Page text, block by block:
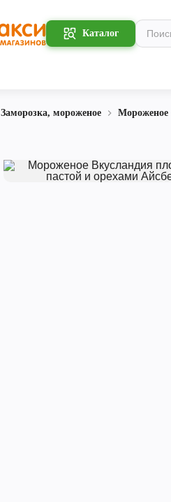
Каталог
Заморозка, мороженое Мороженое